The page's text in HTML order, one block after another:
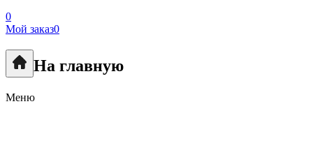
0
Мой заказ0
На главную
Меню